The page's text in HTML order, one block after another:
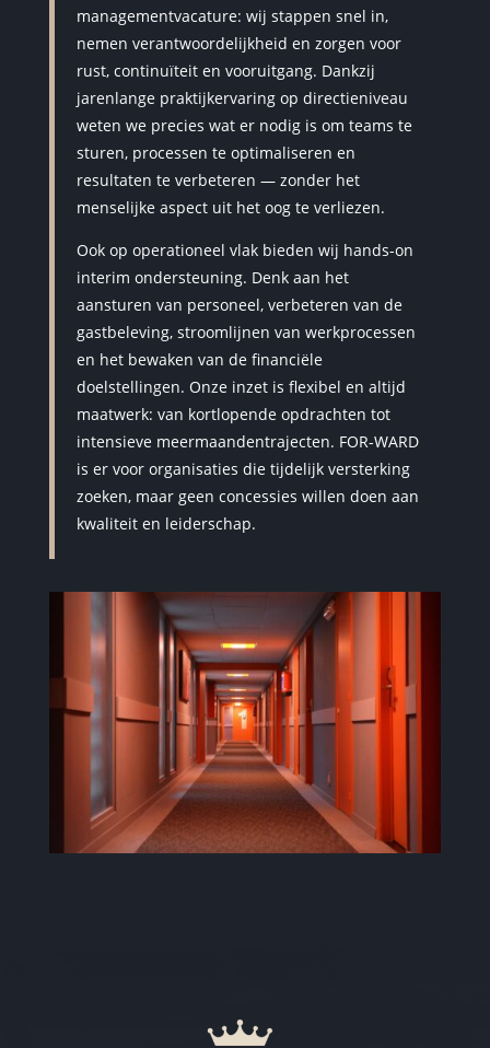
managementvacature: wij stappen snel in,
nemen verantwoordelijkheid en zorgen voor
rust, continuïteit en vooruitgang. Dankzij
jarenlange praktijkervaring op directieniveau
weten we precies wat er nodig is om teams te
sturen, processen te optimaliseren en
resultaten te verbeteren — zonder het
menselijke aspect uit het oog te verliezen.
Ook op operationeel vlak bieden wij hands-on
interim ondersteuning. Denk aan het
aansturen van personeel, verbeteren van de
gastbeleving, stroomlijnen van werkprocessen
en het bewaken van de financiële
doelstellingen. Onze inzet is flexibel en altijd
maatwerk: van kortlopende opdrachten tot
intensieve meermaandentrajecten. FOR-WARD
is er voor organisaties die tijdelijk versterking
zoeken, maar geen concessies willen doen aan
kwaliteit en leiderschap.